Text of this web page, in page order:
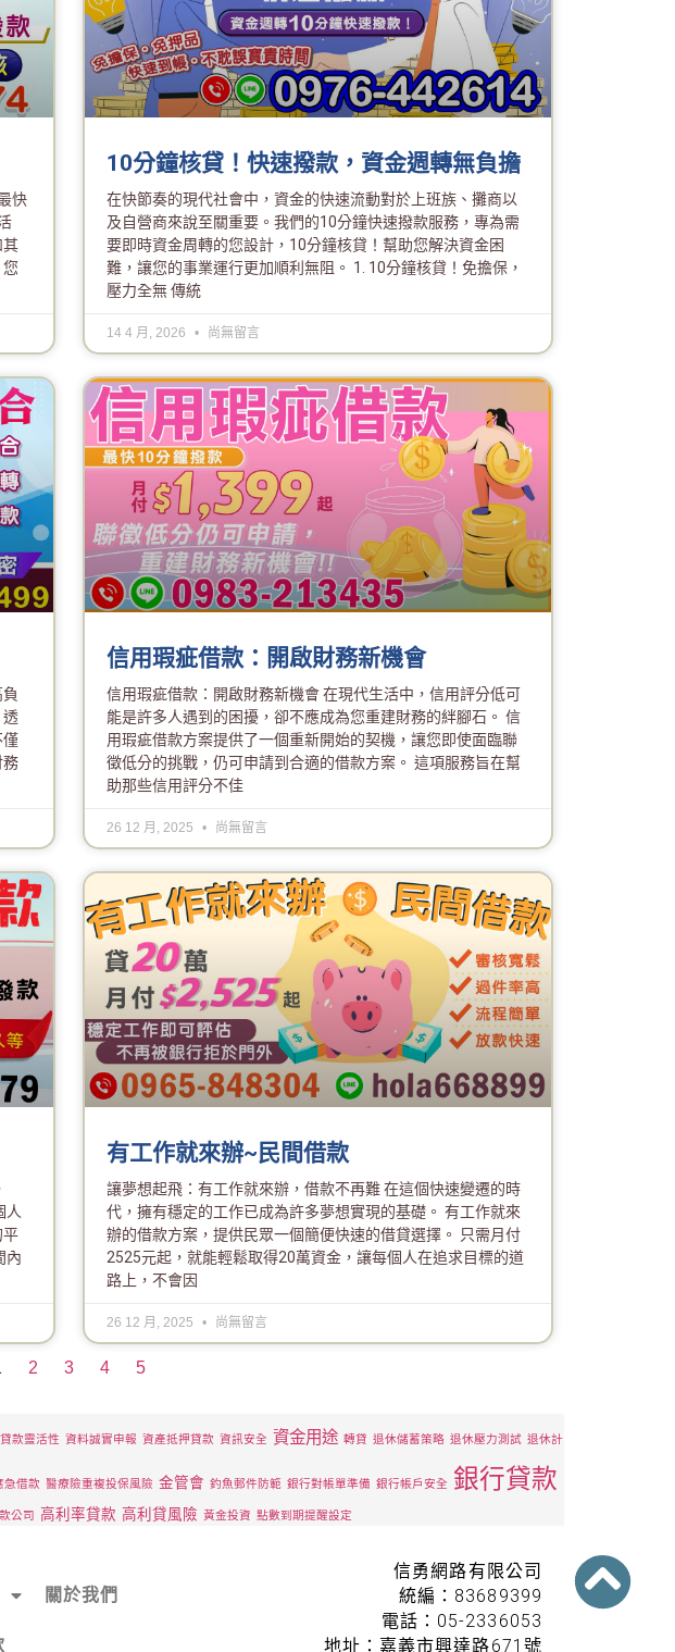
快
其
10分鐘核貸！快速撥款，資金週轉無負擔
在快節奏的現代社會中，資金的快速流動對於上班族、攤商以
及自營商來說至關重要。我們的10分鐘快速撥款服務，專為需
要即時資金周轉的您設計，10分鐘核貸！幫助您解決資金困
難，讓您的事業運行更加順利無阻。 1. 10分鐘核貸！免擔保，
壓力全無 傳統
14 4 月, 2026 尚無留言
透
僅
務
信用瑕疵借款：開啟財務新機會
信用瑕疵借款：開啟財務新機會 在現代生活中，信用評分低可
能是許多人遇到的困擾，卻不應成為您重建財務的絆腳石。 信
用瑕疵借款方案提供了一個重新開始的契機，讓您即使面臨聯
徵低分的挑戰，仍可申請到合適的借款方案。 這項服務旨在幫
助那些信用評分不佳
26 12 月, 2025 尚無留言
人
平
內
有工作就來辦~民間借款
讓夢想起飛：有工作就來辦，借款不再難 在這個快速變遷的時
代，擁有穩定的工作已成為許多夢想實現的基礎。 有工作就來
辦的借款方案，提供民眾一個簡便快速的借貸選擇。 只需月付
2525元起，就能輕鬆取得20萬資金，讓每個人在追求目標的道
路上，不會因
26 12 月, 2025 尚無留言
2 3 4 5
貸款靈活性 資料誠實申報 資產抵押貸款 資訊安全 資金用途 轉貸 退休儲蓄策略 退休壓力測試 退休計
急借款 醫療險重複投保風險 金管會 釣魚郵件防範 銀行對帳單準備 銀行帳戶安全 銀行貸款
公司 高利率貸款 高利貸風險 黃金投資 點數到期提醒設定
關於我們
信勇網路有限公司
統編：83689399
電話：05-2336053
地址：嘉義市興達路671號